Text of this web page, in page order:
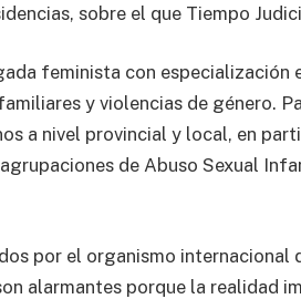
sobre el que Tiempo
feminista con especialización
y violencias de género.
a nivel provincial y local, en
de Abuso Sexual
por el organismo internacional
alarmantes porque la realidad